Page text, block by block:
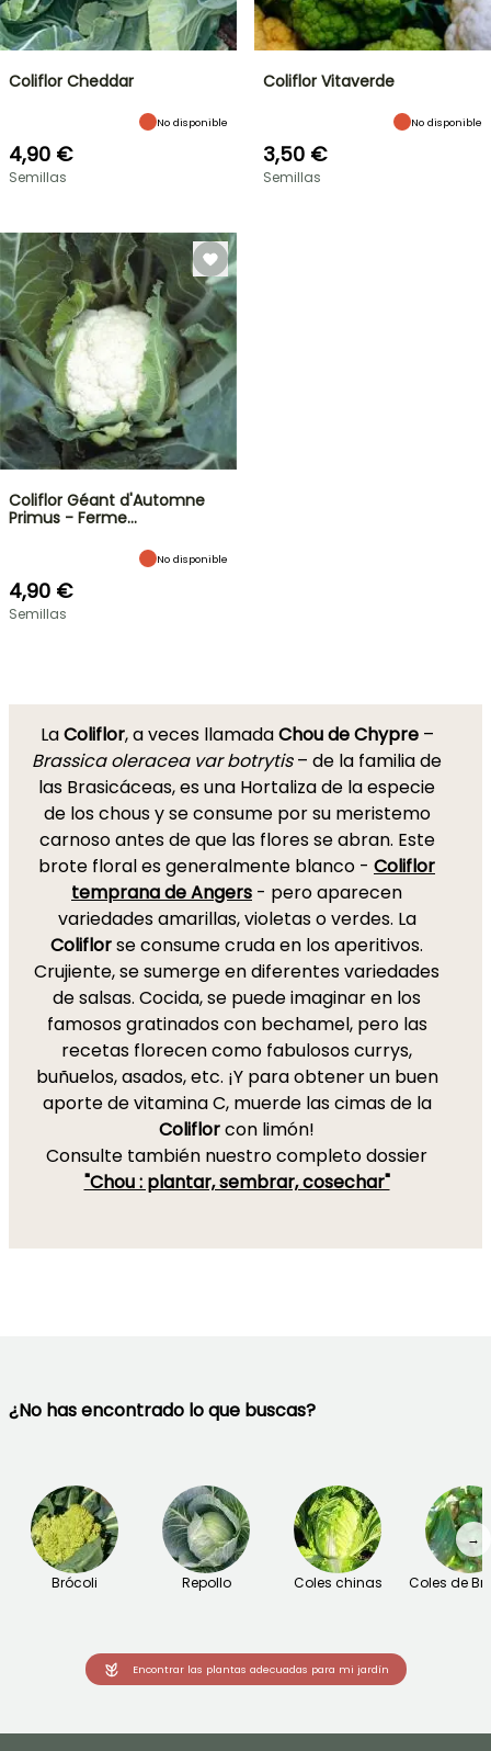
Coliflor Cheddar
No disponible
4,90 €
Semillas
Coliflor Vitaverde
No disponible
3,50 €
Semillas
Coliflor Géant d'Automne
Primus - Ferme…
No disponible
4,90 €
Semillas
LaColiflor, a veces llamadaChou de Chypre–
Brassica oleracea var botrytis– de la familia de
las Brasicáceas, es una Hortaliza de la especie
de los chous y se consume por su meristemo
carnoso antes de que las flores se abran. Este
brote floral es generalmente blanco - Coliflor
temprana de Angers - pero aparecen
variedades amarillas, violetas o verdes. La
Coliflorse consume cruda en los aperitivos.
Crujiente, se sumerge en diferentes variedades
de salsas. Cocida, se puede imaginar en los
famosos gratinados con bechamel, pero las
recetas florecen como fabulosos currys,
buñuelos, asados, etc. ¡Y para obtener un buen
aporte de vitamina C, muerde las cimas de la
Coliflorcon limón!
Consulte también nuestro completo dossier
"Chou : plantar, sembrar, cosechar"
¿No has encontrado lo que buscas?
Brócoli Repollo Coles chinas Coles de
→
Encontrar las plantas adecuadas para mi jardín